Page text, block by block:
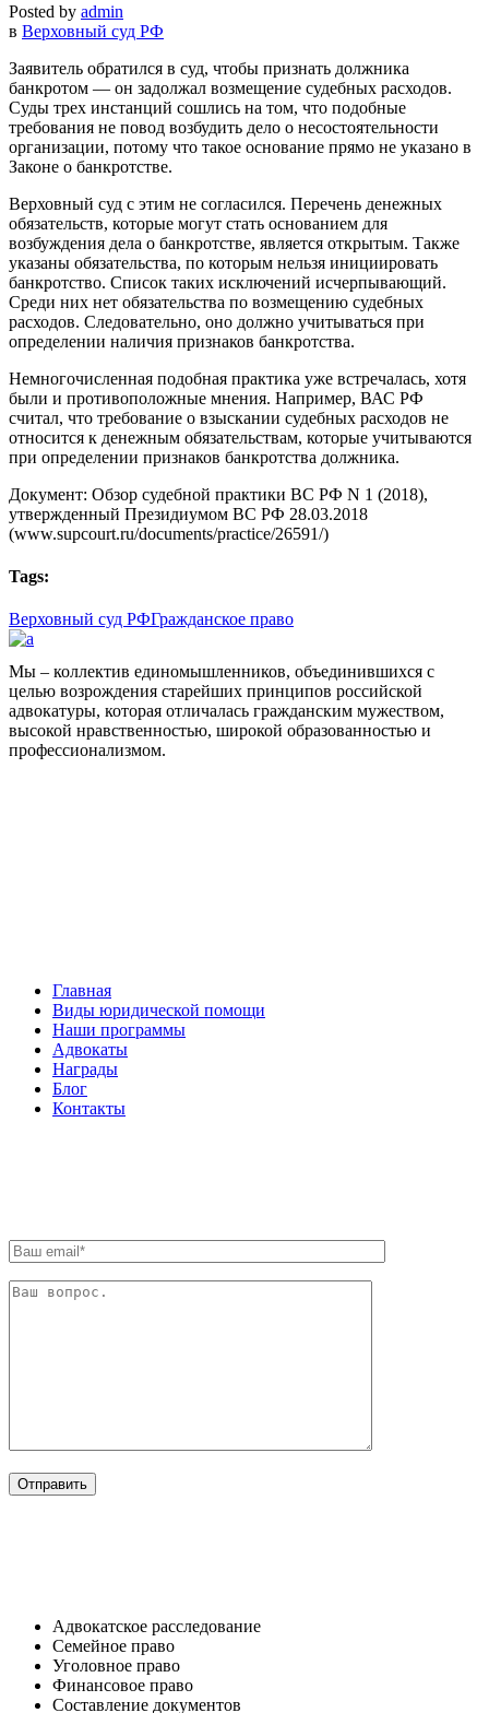
Posted by admin
в Верховный суд РФ
Заявитель обратился в суд, чтобы признать должника
банкротом — он задолжал возмещение судебных расходов.
Суды трех инстанций сошлись на том, что подобные
требования не повод возбудить дело о несостоятельности
организации, потому что такое основание прямо не указано в
Законе о банкротстве.
Верховный суд с этим не согласился. Перечень денежных
обязательств, которые могут стать основанием для
возбуждения дела о банкротстве, является открытым. Также
указаны обязательства, по которым нельзя инициировать
банкротство. Список таких исключений исчерпывающий.
Среди них нет обязательства по возмещению судебных
расходов. Следовательно, оно должно учитываться при
определении наличия признаков банкротства.
Немногочисленная подобная практика уже встречалась, хотя
были и противоположные мнения. Например, ВАС РФ
считал, что требование о взыскании судебных расходов не
относится к денежным обязательствам, которые учитываются
при определении признаков банкротства должника.
Документ: Обзор судебной практики ВС РФ N 1 (2018),
утвержденный Президиумом ВС РФ 28.03.2018
(www.supcourt.ru/documents/practice/26591/)
Tags:
Верховный суд РФГражданское право
Мы – коллектив единомышленников, объединившихся с
целью возрождения старейших принципов российской
адвокатуры, которая отличалась гражданским мужеством,
высокой нравственностью, широкой образованностью и
профессионализмом.
Главная
Виды юридической помощи
Наши программы
Адвокаты
Награды
Блог
Контакты
Адвокатское расследование
Семейное право​
Уголовное право​
Финансовое право
Составление документов​